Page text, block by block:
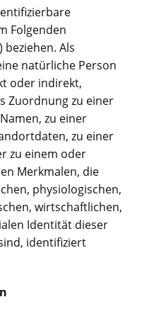
Folgenden
beziehen. Als
natürliche Person
oder indirekt,
Zuordnung zu einer
zu einer
zu einer
zu einem oder
Merkmalen, die
physiologischen,
wirtschaftlichen,
Identität dieser
identifiziert